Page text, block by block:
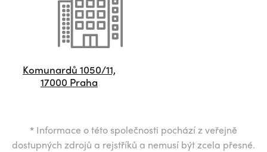
Komunardů 1050/11,
17000 Praha
* Informace o této společnosti pochází z veřejně
dostupných zdrojů a rejstříků a nemusí být zcela přesné.